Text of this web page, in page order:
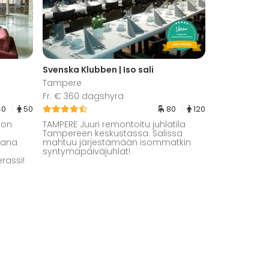
50
Svenska Klubben | Iso sali
Tampere
Fr. € 360 dagshyra
80 120
TAMPERE Juuri remontoitu juhlatila
Tampereen keskustassa. Salissa
mahtuu järjestämään isommatkin
syntymäpäiväjuhlat!